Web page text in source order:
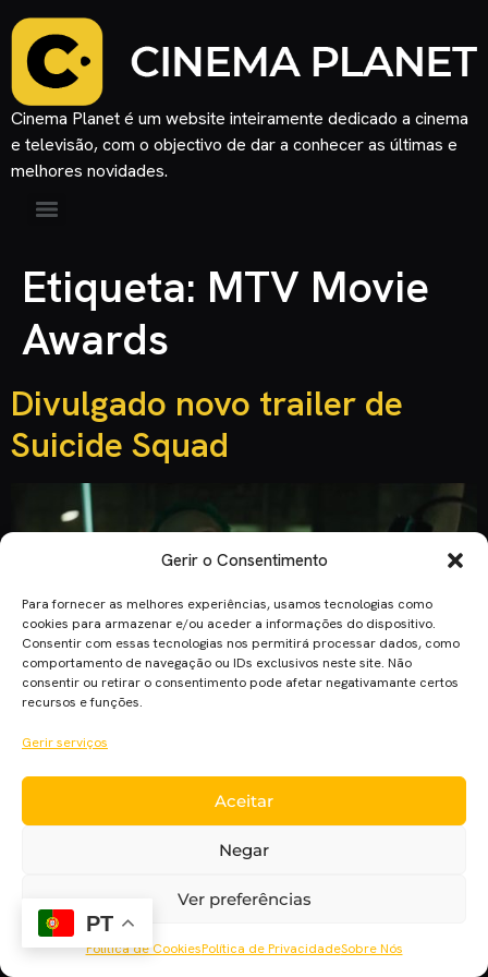
Gerir o Consentimento
Para fornecer as melhores experiências, usamos tecnologias como
cookies para armazenar e/ou aceder a informações do dispositivo.
Consentir com essas tecnologias nos permitirá processar dados, como
comportamento de navegação ou IDs exclusivos neste site. Não
consentir ou retirar o consentimento pode afetar negativamante certos
recursos e funções.
Gerir serviços
Aceitar
Negar
Ver preferências
Política de CookiesPolítica de PrivacidadeSobre Nós
Cinema Planet é um website inteiramente dedicado a cinema
e televisão, com o objectivo de dar a conhecer as últimas e
melhores novidades.
Etiqueta: MTV Movie
Awards
Divulgado novo trailer de
Suicide Squad
onde podemos ver um conjunto repleto de na sua maioria
novas imagens, com especial destaque para Joker e Harley
PT